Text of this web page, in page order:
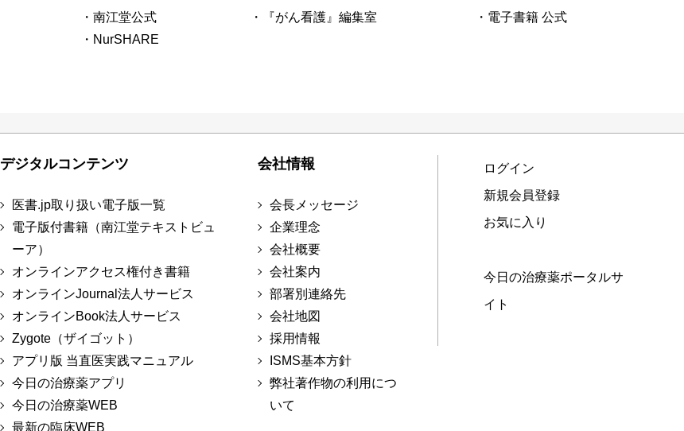
・南江堂公式
・NurSHARE
・『がん看護』編集室 ・電子書籍 公式
デジタルコンテンツ
医書.jp取り扱い電子版一覧
電子版付書籍（南江堂テキストビュ
ーア）
オンラインアクセス権付き書籍
オンラインJournal法人サービス
オンラインBook法人サービス
Zygote（ザイゴット）
アプリ版 当直医実践マニュアル
今日の治療薬アプリ
今日の治療薬WEB
最新の臨床WEB
会社情報
会長メッセージ
企業理念
会社概要
会社案内
部署別連絡先
会社地図
採用情報
ISMS基本方針
弊社著作物の利用につ
いて
ログイン
新規会員登録
お気に入り
今日の治療薬ポータルサ
イト